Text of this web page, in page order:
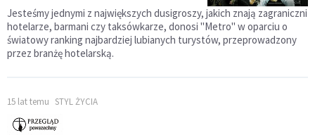
Jesteśmy jednymi z największych dusigroszy, jakich znają zagraniczni
hotelarze, barmani czy taksówkarze, donosi "Metro" w oparciu o
światowy ranking najbardziej lubianych turystów, przeprowadzony
przez branżę hotelarską.
15 lat temu STYL ŻYCIA